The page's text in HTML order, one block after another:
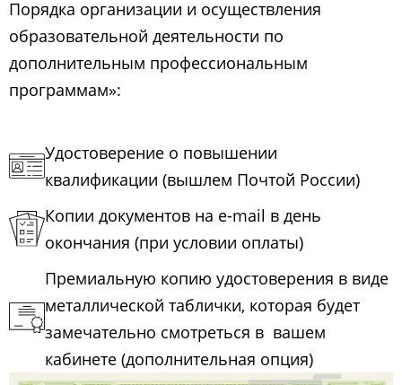
Порядка организации и осуществления
образовательной деятельности по
дополнительным профессиональным
программам»:
Удостоверение о повышении
квалификации (вышлем Почтой России)
Копии документов на e-mail в день
окончания (при условии оплаты)
Премиальную копию удостоверения в виде
металлической таблички, которая будет
замечательно смотреться в вашем
кабинете (дополнительная опция)